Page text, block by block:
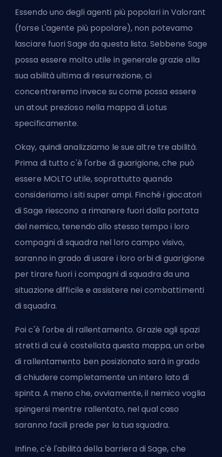
Essendo uno degli agenti più popolari in Valorant
(forse L'agente più popolare), non potevamo
lasciare fuori Sage da questa lista. Sebbene Sage
possa essere molto utile in generale grazie alla
sua abilità ultima di resurrezione, ci
concentreremo invece su come possa essere
un atout prezioso nella mappa di Lotus
specificamente.
Okay, quindi analizziamo le sue altre tre abilità.
Prima di tutto c'è l'orbe di guarigione, che può
essere MOLTO utile, soprattutto quando
consideriamo i siti super ampi. Finché i giocatori
di Sage riescono a rimanere fuori dalla portata
del nemico, tenendo allo stesso tempo i loro
compagni di squadra nel loro campo visivo,
saranno in grado di usare i loro orbi di guarigione
per tirare fuori i compagni di squadra da una
situazione difficile e assistere nei combattimenti
di squadra.
Poi c'è l'orbe di rallentamento. Grazie agli spazi
stretti di cui è costellata questa mappa, un orbe
di rallentamento ben posizionato sarà in grado
di chiudere completamente un intero lato di
spinta. A meno che, ovviamente, il nemico voglia
spingersi mentre rallentato, nel qual caso
saranno facili prede per la tua squadra.
Infine, c'è l'abilità della barriera di Sage, che